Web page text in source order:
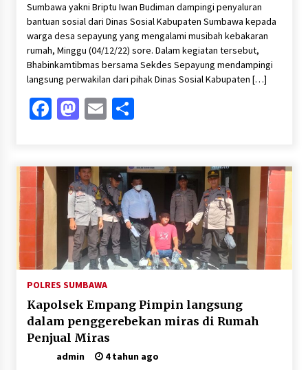
Sumbawa yakni Briptu Iwan Budiman dampingi penyaluran
bantuan sosial dari Dinas Sosial Kabupaten Sumbawa kepada
warga desa sepayung yang mengalami musibah kebakaran
rumah, Minggu (04/12/22) sore. Dalam kegiatan tersebut,
Bhabinkamtibmas bersama Sekdes Sepayung mendampingi
langsung perwakilan dari pihak Dinas Sosial Kabupaten […]
Facebook
Mastodon
EmailShare
POLRES SUMBAWA
Kapolsek Empang Pimpin langsung
dalam penggerebekan miras di Rumah
Penjual Miras
admin 4 tahun ago